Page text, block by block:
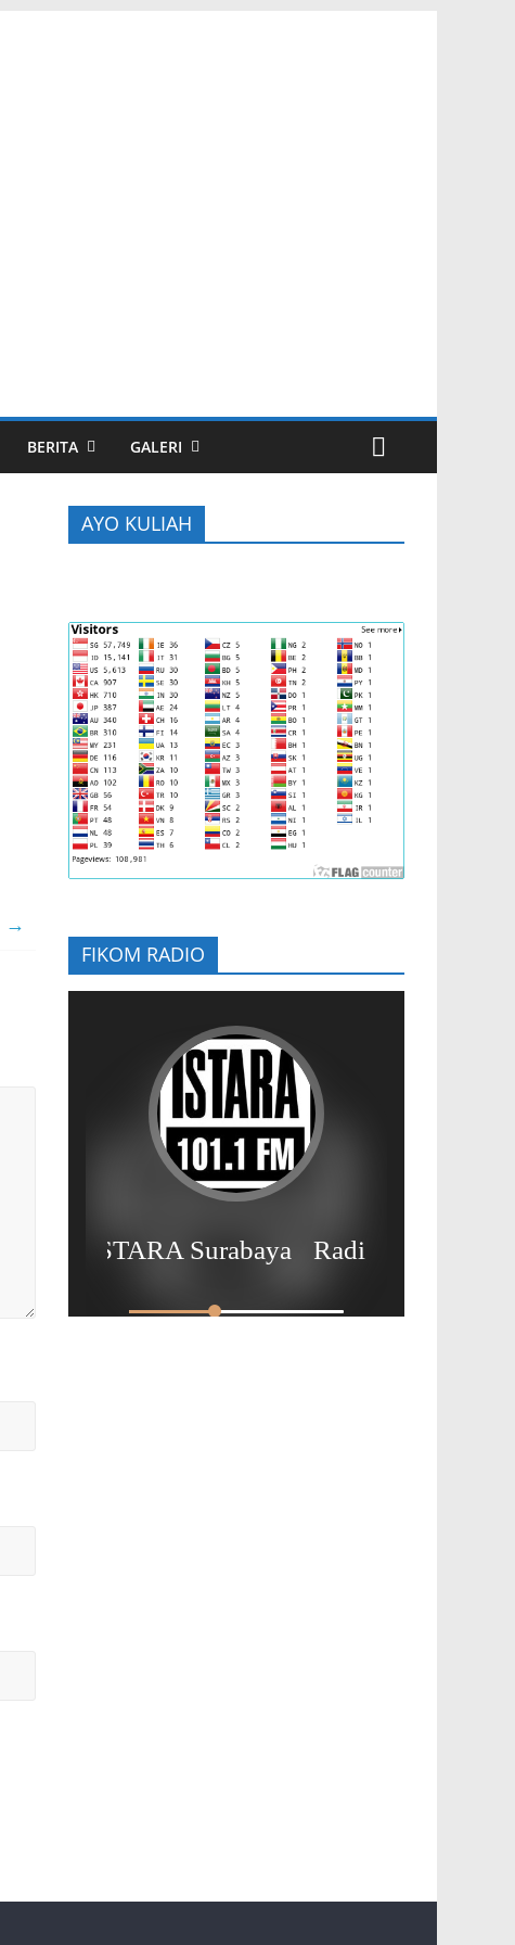
BERITA GALERI
→
AYO KULIAH
FIKOM RADIO